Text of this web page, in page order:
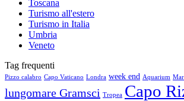
Toscana
Turismo all'estero
Turismo in Italia
Umbria
Veneto
Tag frequenti
Pizzo calabro Capo Vaticano Londra week end Aquarium
lungomare Gramsci Tropea Capo